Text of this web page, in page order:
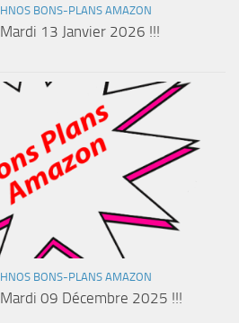
BONS-PLANS AMAZON
13 Janvier 2026 !!!
BONS-PLANS AMAZON
09 Décembre 2025 !!!